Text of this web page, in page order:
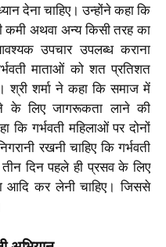
देना चाहिए। उन्होंने कहा कि
कमी अथवा अन्य किसी तरह का
उपचार उपलब्ध कराना
माताओं को शत प्रतिशत
श्री शर्मा ने कहा कि समाज में
के लिए जागरूकता लाने की
कि गर्भवती महिलाओं पर दोनों
रखनी चाहिए कि गर्भवती
दिन पहले ही प्रसव के लिए
आदि कर लेनी चाहिए। जिससे